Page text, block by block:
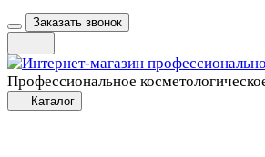
Заказать звонок
Профессиональное
Каталог